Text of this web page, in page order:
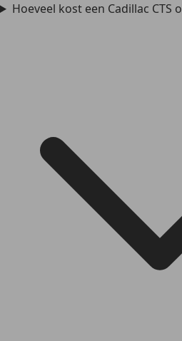
Hoeveel kost een Cadillac CTS